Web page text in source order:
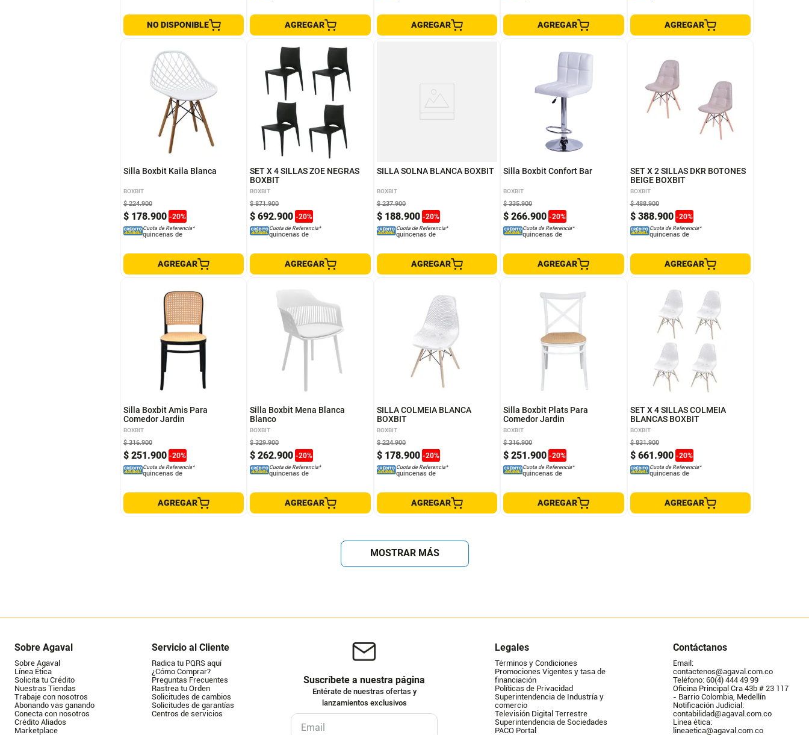
NO DISPONIBLE AGREGAR AGREGAR AGREGAR AGREGAR
Silla Boxbit Kaila Blanca
BOXBIT
$ 178.900 -20%
$ 224.900
Cuota de Referencia*
quincenas de
AGREGAR
SET X 4 SILLAS ZOE NEGRAS
BOXBIT
BOXBIT
$ 692.900 -20%
$ 871.900
Cuota de Referencia*
quincenas de
AGREGAR
SILLA SOLNA BLANCA BOXBIT
BOXBIT
$ 188.900 -20%
$ 237.900
Cuota de Referencia*
quincenas de
AGREGAR
Silla Boxbit Confort Bar
BOXBIT
$ 266.900 -20%
$ 335.900
Cuota de Referencia*
quincenas de
AGREGAR
SET X 2 SILLAS DKR BOTONES
BEIGE BOXBIT
BOXBIT
$ 388.900 -20%
$ 488.900
Cuota de Referencia*
quincenas de
AGREGAR
Silla Boxbit Amis Para
Comedor Jardin
BOXBIT
$ 251.900 -20%
$ 316.900
Cuota de Referencia*
quincenas de
AGREGAR
Silla Boxbit Mena Blanca
Blanco
BOXBIT
$ 262.900 -20%
$ 329.900
Cuota de Referencia*
quincenas de
AGREGAR
SILLA COLMEIA BLANCA
BOXBIT
BOXBIT
$ 178.900 -20%
$ 224.900
Cuota de Referencia*
quincenas de
AGREGAR
Silla Boxbit Plats Para
Comedor Jardin
BOXBIT
$ 251.900 -20%
$ 316.900
Cuota de Referencia*
quincenas de
AGREGAR
SET X 4 SILLAS COLMEIA
BLANCAS BOXBIT
BOXBIT
$ 661.900 -20%
$ 831.900
Cuota de Referencia*
quincenas de
AGREGAR
MOSTRAR MÁS
Sobre Agaval
Sobre Agaval
Línea Ética
Solicita tu Crédito
Nuestras Tiendas
Trabaje con nosotros
Abonando vas ganando
Conecta con nosotros
Crédito Aliados
Marketplace
Servicio al Cliente
Radica tu PQRS aquí
¿Cómo Comprar?
Preguntas Frecuentes
Rastrea tu Orden
Solicitudes de cambios
Solicitudes de garantías
Centros de servicios
Suscríbete a nuestra página
Entérate de nuestras ofertas y
lanzamientos exclusivos
Legales
Términos y Condiciones
Promociones Vigentes y tasa de
financiación
Políticas de Privacidad
Superintendencia de Industría y
comercio
Televisión Digital Terrestre
Superintendencia de Sociedades
PACO Portal
Contáctanos
Email:
contactenos@agaval.com.co
Teléfono: 60(4) 444 49 99
Oficina Principal Cra 43b # 23 117
- Barrio Colombia, Medellín
Notificación Judicial:
contabilidad@agaval.com.co
Línea ética:
lineaetica@agaval.com.co